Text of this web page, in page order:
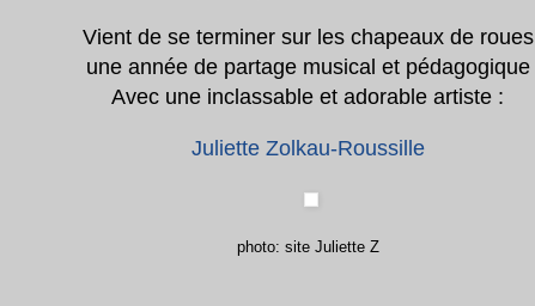
Vient de se terminer sur les chapeaux de roues
une année de partage musical et pédagogique
Avec une inclassable et adorable artiste :
Juliette Zolkau-Roussille
photo: site Juliette Z